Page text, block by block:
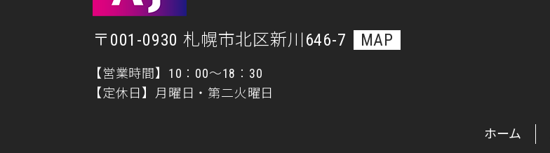
〒001-0930 札幌市北区新川646-7 MAP
【営業時間】10：00～18：30
【定休日】月曜日・第二火曜日
ホーム